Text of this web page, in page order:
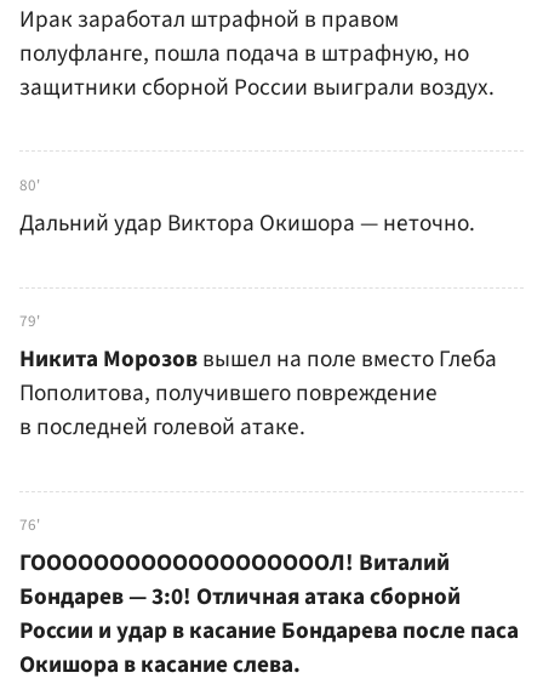
Ирак заработал штрафной в правом
полуфланге, пошла подача в штрафную, но
защитники сборной России выиграли воздух.
80'
Дальний удар Виктора Окишора — неточно.
79'
Никита Морозоввышел на поле вместо Глеба
Пополитова, получившего повреждение
в последней голевой атаке.
76'
ГОООООООООООООООООООЛ! Виталий
Бондарев — 3:0! Отличная атака сборной
России и удар в касание Бондарева после паса
Окишора в касание слева.